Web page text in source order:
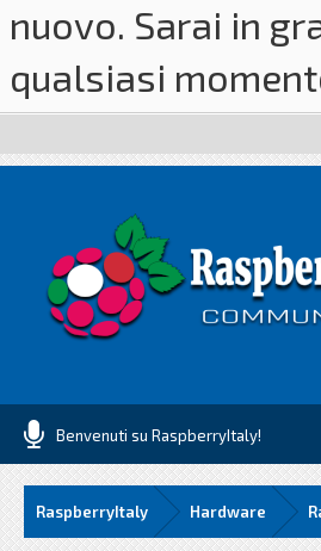
nuovo. Sarai in
qualsiasi
Benvenuti su RaspberryItaly!
RaspberryItaly Hardware